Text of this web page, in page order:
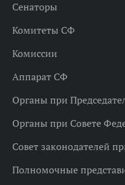
Сенаторы
Комитеты СФ
Комиссии
Аппарат СФ
Органы при
Органы при Совете
Совет законодателей
Полномочные